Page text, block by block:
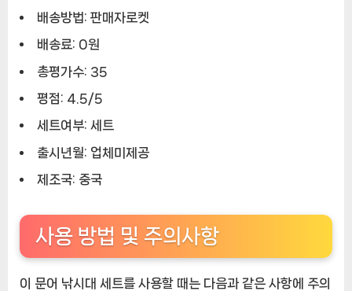
배송방법: 판매자로켓
배송료: 0원
총평가수: 35
평점: 4.5/5
세트여부: 세트
출시년월: 업체미제공
제조국: 중국
사용 방법 및 주의사항
이 문어 낚시대 세트를 사용할 때는 다음과 같은 사항에 주의